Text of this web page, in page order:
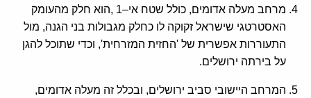
מרחב מעלה אדומים, כולל שטח אי–1 ,הוא חלק מהעומק
האסטרטגי שישראל זקוקה לו כחלק מגבולות בני הגנה, מול
התעוררות אפשרית של 'החזית המזרחית', וכדי שתוכל להגן
על בירתה ירושלים.
המרחב היישובי סביב ירושלים, ובכלל זה מעלה אדומים,